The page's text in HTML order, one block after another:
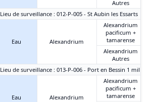
Autres
Lieu de surveillance : 012-P-005 - St Aubin les Essarts
Eau Alexandrium
Alexandrium
pacificum +
tamarense
Alexandrium
Autres
Lieu de surveillance : 013-P-006 - Port en Bessin 1 mille
Eau Alexandrium
Alexandrium
pacificum +
tamarense